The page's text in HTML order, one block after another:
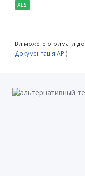
XLS
Ви можете отримати
Документація API).